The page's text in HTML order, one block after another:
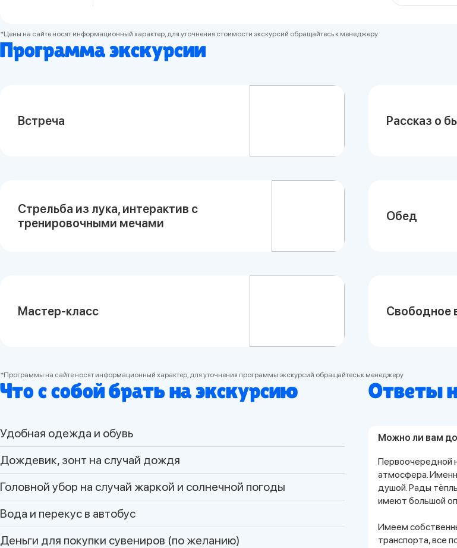
*Цены на сайте носят информационный характер, для уточнения стоимости экскурсий обращайтесь к менеджеру
Программа экскурсии
Встреча Рассказ о
Стрельба из лука, интерактив с
тренировочными мечами
Обед
Мастер-класс Свободное
*Программы на сайте носят информационный характер, для уточнения программы экскурсий обращайтесь к менеджеру
Что с собой брать на экскурсию
Удобная одежда и обувь
Дождевик, зонт на случай дождя
Головной убор на случай жаркой и солнечной погоды
Вода и перекус в автобус
Деньги для покупки сувениров (по желанию)
Ответы
Можно ли вам
Первоочередной
атмосфера.
душой. Рады
имеют большой
Имеем
транспорта, все